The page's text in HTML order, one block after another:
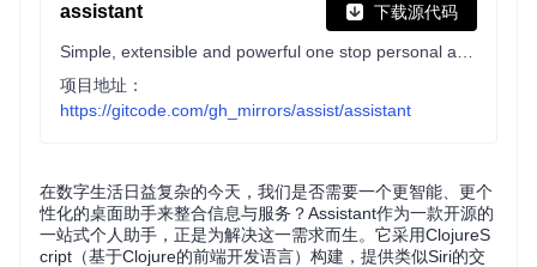
assistant 下载源代码
项目地址：
https://gitcode.com/gh_mirrors/assist/assistant
在数字生活日益复杂的今天，我们是否需要一个更智能、更个
性化的桌面助手来整合信息与服务？Assistant作为一款开源的
一站式个人助手，正是为解决这一需求而生。它采用ClojureS
cript（基于Clojure的前端开发语言）构建，提供类似Siri的交